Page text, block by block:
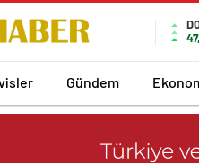
Gündem